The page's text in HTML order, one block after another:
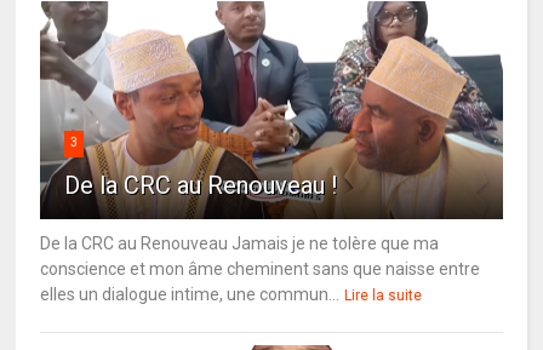
3
De la CRC au Renouveau !
De la CRC au Renouveau Jamais je ne tolère que ma
conscience et mon âme cheminent sans que naisse entre
elles un dialogue intime, une commun...
Lire la suite